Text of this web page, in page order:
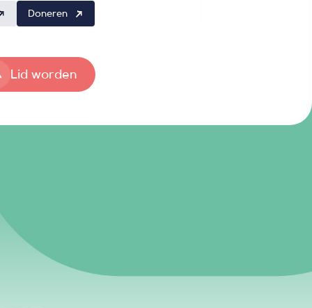
Doneren
Lid worden